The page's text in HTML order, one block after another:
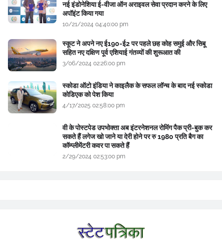
नई इंडोनेशिया ई-वीजा ऑन अराइवल सेवा प्रदान करने के लिए
अपॉइंट किया गया
10/21/2024 04:40:00 pm
स्कूट ने अपने नए ई190-ई2 पर पहले छह कोह समुई और सिबू
सहित नए दक्षिण पूर्व एशियाई गंतव्यों की शुरूआत की
3/06/2024 02:26:00 pm
स्कोडा ऑटो इंडिया ने काइलैक के सफल लॉन्च के बाद नई स्कोडा
कोडिएक को पेश किया
4/17/2025 02:58:00 pm
वी के पोस्टपेड उपभोक्ता अब इंटरनेशनल रोमिंग पैक प्री-बुक कर
सकते हैं लगेज खो जाने या देरी होने पर रु 1980 प्रति बैग का
कॉम्प्लीमेंटरी कवर पा सकते हैं
2/29/2024 02:53:00 pm